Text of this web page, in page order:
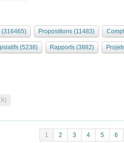
(316465) Propositions (11483)
(5238) Rapports (3882)
1 2 3 4 5 6